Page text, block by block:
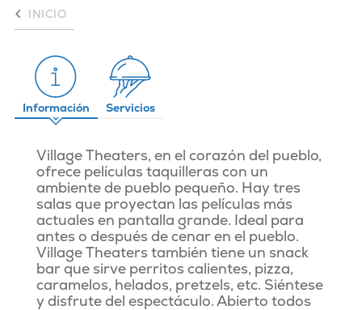
INICIO
Información Servicios
Village Theaters, en el corazón del pueblo,
ofrece películas taquilleras con un
ambiente de pueblo pequeño. Hay tres
salas que proyectan las películas más
actuales en pantalla grande. Ideal para
antes o después de cenar en el pueblo.
Village Theaters también tiene un snack
bar que sirve perritos calientes, pizza,
caramelos, helados, pretzels, etc. Siéntese
y disfrute del espectáculo. Abierto todos